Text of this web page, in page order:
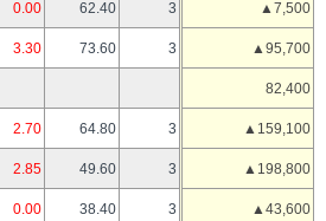
0.00 62.40 3 ▲7,500
3.30 73.60 3 ▲95,700
82,400
2.70 64.80 3 ▲159,100
2.85 49.60 3 ▲198,800
0.00 38.40 3 ▲43,600